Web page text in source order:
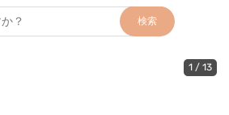
検索
1 / 13